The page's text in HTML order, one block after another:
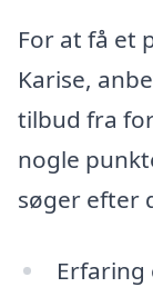
For at få et
Karise,
tilbud fra
nogle
søger efter
Erfaring